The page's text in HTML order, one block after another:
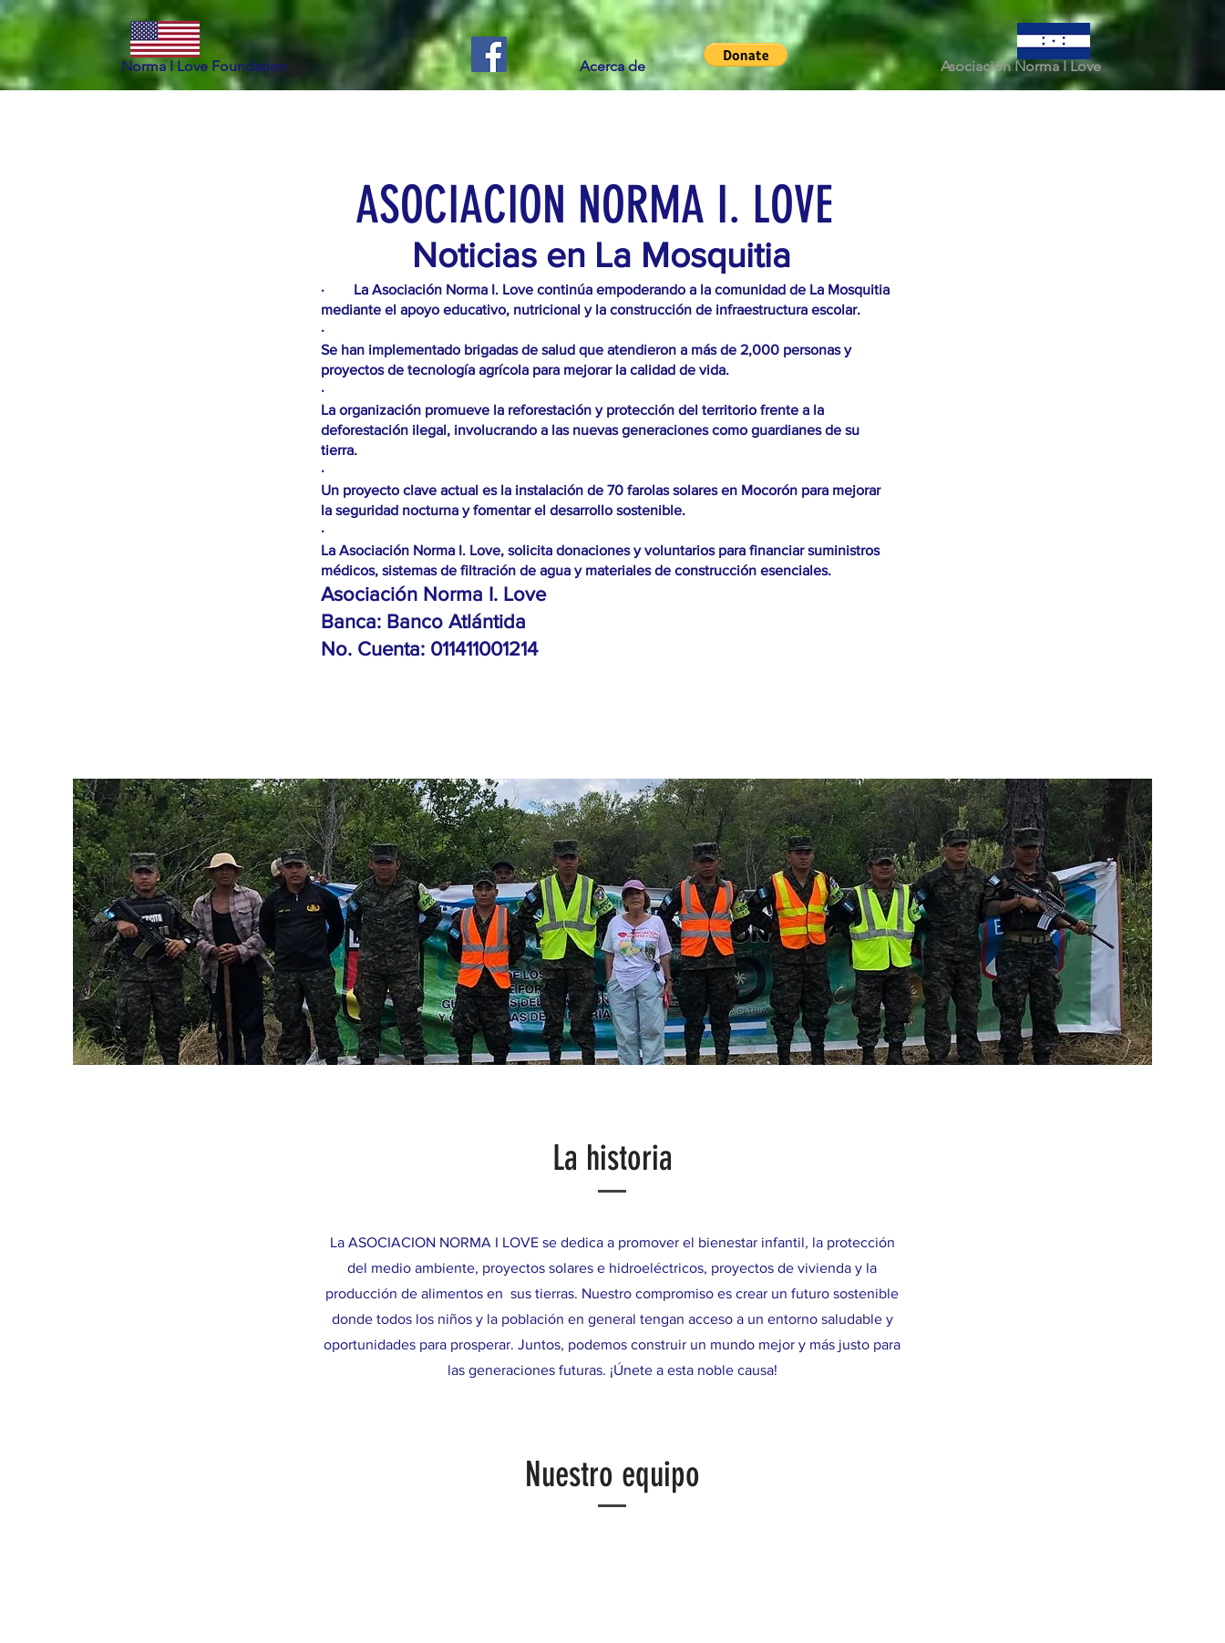
Norma I Love Foundation Acerca de Asociación Norma I Love
ASOCIACION NORMA I. LOVE
Noticias en La Mosquitia
· La Asociación Norma I. Love continúa empoderando a la comunidad de La Mosquitia
mediante el apoyo educativo, nutricional y la construcción de infraestructura escolar.
·
Se han implementado brigadas de salud que atendieron a más de 2,000 personas y
proyectos de tecnología agrícola para mejorar la calidad de vida.
·
La organización promueve la reforestación y protección del territorio frente a la
deforestación ilegal, involucrando a las nuevas generaciones como guardianes de su
tierra.
·
Un proyecto clave actual es la instalación de 70 farolas solares en Mocorón para mejorar
la seguridad nocturna y fomentar el desarrollo sostenible.
·
La Asociación Norma I. Love, solicita donaciones y voluntarios para financiar suministros
médicos, sistemas de filtración de agua y materiales de construcción esenciales.
Asociación Norma I. Love
Banca: Banco Atlántida
No. Cuenta: 011411001214
La historia
La ASOCIACION NORMA I LOVE se dedica a promover el bienestar infantil, la protección
del medio ambiente, proyectos solares e hidroeléctricos, proyectos de vivienda y la
producción de alimentos en sus tierras. Nuestro compromiso es crear un futuro sostenible
donde todos los niños y la población en general tengan acceso a un entorno saludable y
oportunidades para prosperar. Juntos, podemos construir un mundo mejor y más justo para
las generaciones futuras. ¡Únete a esta noble causa!
Nuestro equipo